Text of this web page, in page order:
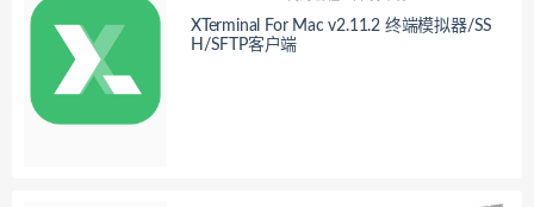
XTerminal For Mac v2.11.2 终端模拟器/SS
H/SFTP客户端